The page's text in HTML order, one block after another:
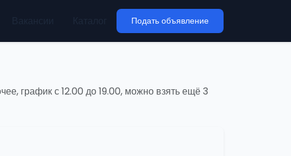
Подать объявление
график с 12.00 до 19.00, можно взять ещё 3